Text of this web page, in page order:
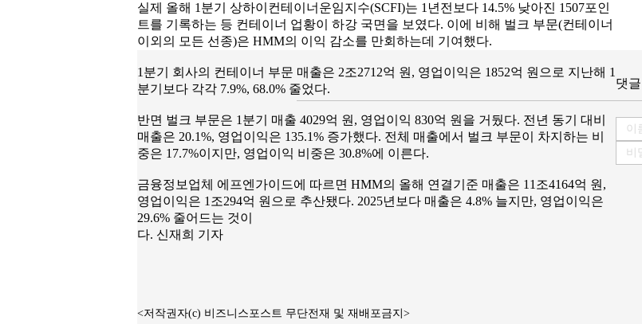
실제 올해 1분기 상하이컨테이너운임지수(SCFI)는 1년전보다 14.5% 낮아진 1507포인
트를 기록하는 등 컨테이너 업황이 하강 국면을 보였다. 이에 비해 벌크 부문(컨테이너
이외의 모든 선종)은 HMM의 이익 감소를 만회하는데 기여했다.
1분기 회사의 컨테이너 부문 매출은 2조2712억 원, 영업이익은 1852억 원으로 지난해 1
분기보다 각각 7.9%, 68.0% 줄었다.
반면 벌크 부문은 1분기 매출 4029억 원, 영업이익 830억 원을 거뒀다. 전년 동기 대비
매출은 20.1%, 영업이익은 135.1% 증가했다. 전체 매출에서 벌크 부문이 차지하는 비
중은 17.7%이지만, 영업이익 비중은 30.8%에 이른다.
금융정보업체 에프엔가이드에 따르면 HMM의 올해 연결기준 매출은 11조4164억 원,
영업이익은 1조294억 원으로 추산됐다. 2025년보다 매출은 4.8% 늘지만, 영업이익은
29.6% 줄어드는 것이
다. 신재희 기자
<저작권자(c) 비즈니스포스트 무단전재 및 재배포금지>
댓